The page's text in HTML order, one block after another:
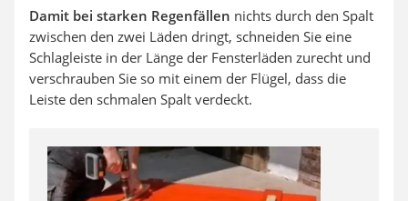
Damit bei starken Regenfällen nichts durch den Spalt
zwischen den zwei Läden dringt, schneiden Sie eine
Schlagleiste in der Länge der Fensterläden zurecht und
verschrauben Sie so mit einem der Flügel, dass die
Leiste den schmalen Spalt verdeckt.